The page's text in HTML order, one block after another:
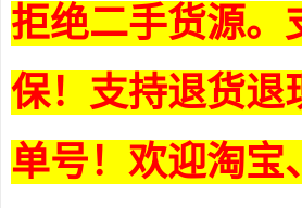
拒绝二手货源。
保！支持退货退
单号！欢迎淘宝